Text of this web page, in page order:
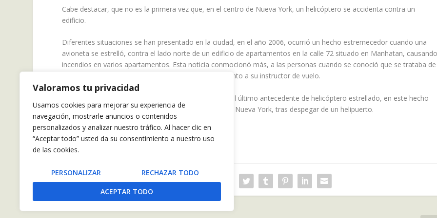
Valoramos tu privacidad
Usamos cookies para mejorar su experiencia de
navegación, mostrarle anuncios o contenidos
personalizados y analizar nuestro tráfico. Al hacer clic en
“Aceptar todo” usted da su consentimiento a nuestro uso
de las cookies.
PERSONALIZAR RECHAZAR TODO
ACEPTAR TODO
Cabe destacar, que no es la primera vez que, en el centro de Nueva York, un helicóptero se accidenta contra un
edificio.
Diferentes situaciones se han presentado en la ciudad, en el año 2006, ocurrió un hecho estremecedor cuando una
avioneta se estrelló, contra el lado norte de un edificio de apartamentos en la calle 72 situado en Manhatan,
incendios en varios apartamentos. Esta noticia conmocionó más, a las personas cuando se conoció que se trataba de
un pelotero de los Yankees, Cory Lidle quien muere junto a su instructor de vuelo.
Para el 4 de octubre de 2011, sucedió el que se creía el último antecedente de helicóptero estrellado, en este hecho
mueren 3 personas estrellándose contra el río Este de Nueva York, tras despegar de un helipuerto.
COMPARTIR: